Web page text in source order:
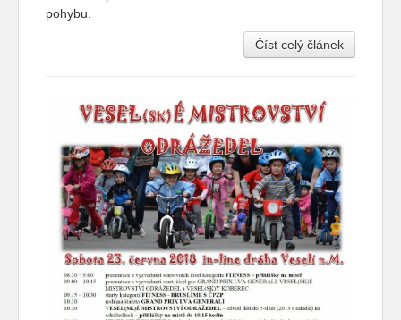
pohybu.
Číst celý článek